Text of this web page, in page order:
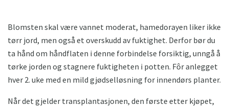
Blomsten skal være vannet moderat, hamedorayen liker ikke
tørr jord, men også et overskudd av fuktighet. Derfor bør du
ta hånd om håndflaten i denne forbindelse forsiktig, unngå å
tørke jorden og stagnere fuktigheten i potten. Fôr anlegget
hver 2. uke med en mild gjødselløsning for innendørs planter.
Når det gjelder transplantasjonen, den første etter kjøpet,